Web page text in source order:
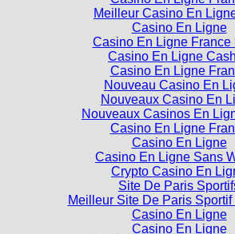
Meilleur Casino En
Casino En Ligne
Casino En Ligne France
Casino En Ligne
Casino En Ligne
Nouveau Casino En
Nouveaux Casino En
Nouveaux Casinos En
Casino En Ligne
Casino En Ligne
Casino En Ligne Sans
Crypto Casino En
Site De Paris
Meilleur Site De Paris Sportif
Casino En Ligne
Casino En Ligne